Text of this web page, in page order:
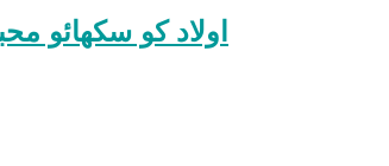
اولاد کو سکھائو